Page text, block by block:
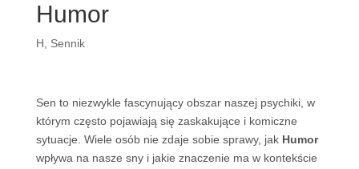
Humor
H Sennik
Sen to niezwykle fascynujący obszar naszej psychiki, w
którym często pojawiają się zaskakujące i komiczne
sytuacje. Wiele osób nie zdaje sobie sprawy, jak Humor
wpływa na nasze sny i jakie znaczenie ma w kontekście